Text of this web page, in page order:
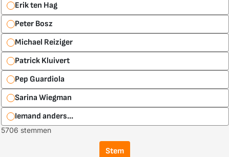
Erik ten Hag
Peter Bosz
Michael Reiziger
Patrick Kluivert
Pep Guardiola
Sarina Wiegman
Iemand anders...
5706 stemmen
Stem